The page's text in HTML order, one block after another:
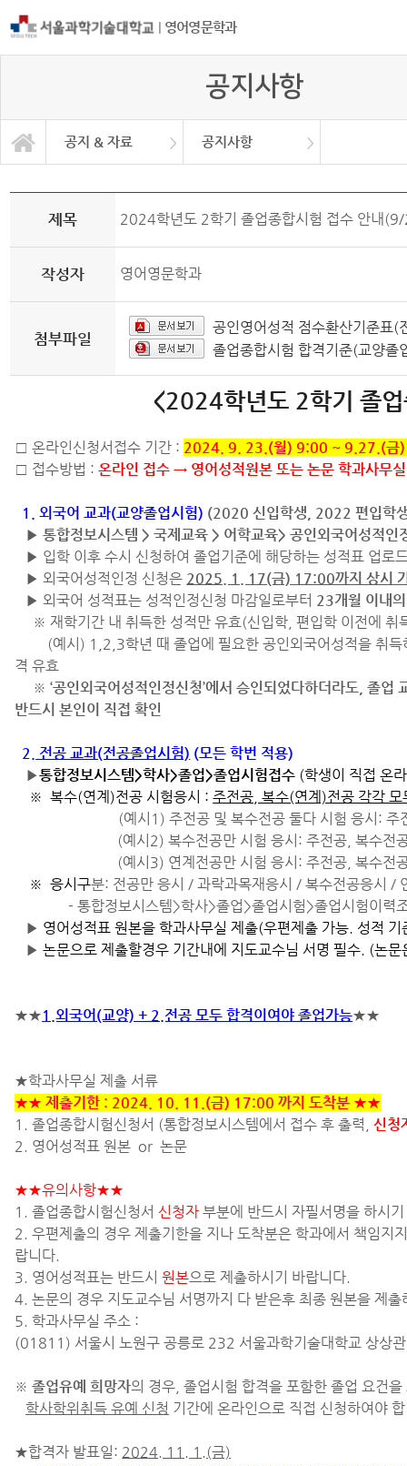
| 영어영문학과
공지사항
공지 & 자료 공지사항
학과소개
학사안내
공지 & 자료
커뮤니티
일반대학원
공지사항
일반자료실
취업정보
취업현황
제목 2024학년도 2학기 졸업종합시험 접수 안내
작성자 영어영문학과
첨부파일
공인영어성적 점수환산기준표
졸업종합시험 합격기준(교양
<2024학년도 2학기 졸
□ 온라인신청서접수 기간 : 2024. 9. 23.(월) 9:00 ~ 9.27.(금
□ 접수방법 :온라인 접수 → 영어성적원본 또는 논문 학과사무
1. 외국어 교과(교양졸업시험) (2020 신입학생, 2022 편입학
▶통합정보시스템 > 국제교육 > 어학교육> 공인외국어성적인
▶ 입학 이후 수시 신청하여 졸업기준에 해당하는 성적표 업로
▶ 외국어성적인정 신청은 2025. 1. 17(금) 17:00까지 상시
▶ 외국어 성적표는 성적인정신청 마감일로부터 23개월 이내
※ 재학기간 내 취득한 성적만 유효(신입학, 편입학 이전에 취
(예시) 1,2,3학년 때 졸업에 필요한 공인외국어성적을 취득
격 유효
※‘공인외국어성적인정신청’에서 승인되었다하더라도, 졸업
반드시 본인이 직접 확인
2. 전공 교과(전공졸업시험) (모든 학번 적용)
▶통합정보시스템>학사>졸업>졸업시험접수 (학생이 직접 온
※ 복수(연계)전공 시험응시 :주전공, 복수(연계)전공 각각 모
(예시1) 주전공 및 복수전공 둘다 시험 응시:
(예시2) 복수전공만 시험 응시: 주전공, 복수전
(예시3) 연계전공만 시험 응시: 주전공, 복수전
※응시구분: 전공만 응시 / 과락과목재응시 / 복수전공응시 /
- 통합정보시스템>학사>졸업>졸업시험>졸업시험이력
▶ 영어성적표 원본을 학과사무실 제출(우편제출 가능. 성적
▶ 논문으로 제출할경우 기간내에 지도교수님 서명 필수. (논
★★1.외국어(교양) + 2.전공 모두 합격이여야 졸업가능★★
★학과사무실 제출 서류
★★ 제출기한 : 2024. 10. 11.(금) 17:00 까지 도착분 ★★
1. 졸업종합시험신청서 (통합정보시스템에서 접수 후 출력,신청
2. 영어성적표 원본 or 논문
★★유의사항★★
1. 졸업종합시험신청서 신청자 부분에 반드시 자필서명을 하시
2. 우편제출의 경우 제출기한을 지나 도착분은 학과에서 책임지
랍니다.
3. 영어성적표는 반드시원본으로 제출하시기 바랍니다.
4. 논문의 경우 지도교수님 서명까지 다 받은후 최종 원본을 제출
5. 학과사무실 주소 :
(01811) 서울시 노원구 공릉로 232 서울과학기술대학교 상상
※졸업유예 희망자의 경우, 졸업시험 합격을 포함한 졸업 요건
학사학위취득 유예 신청 기간에 온라인으로 직접 신청하여야
★합격자 발표일: 2024. 11. 1.(금)